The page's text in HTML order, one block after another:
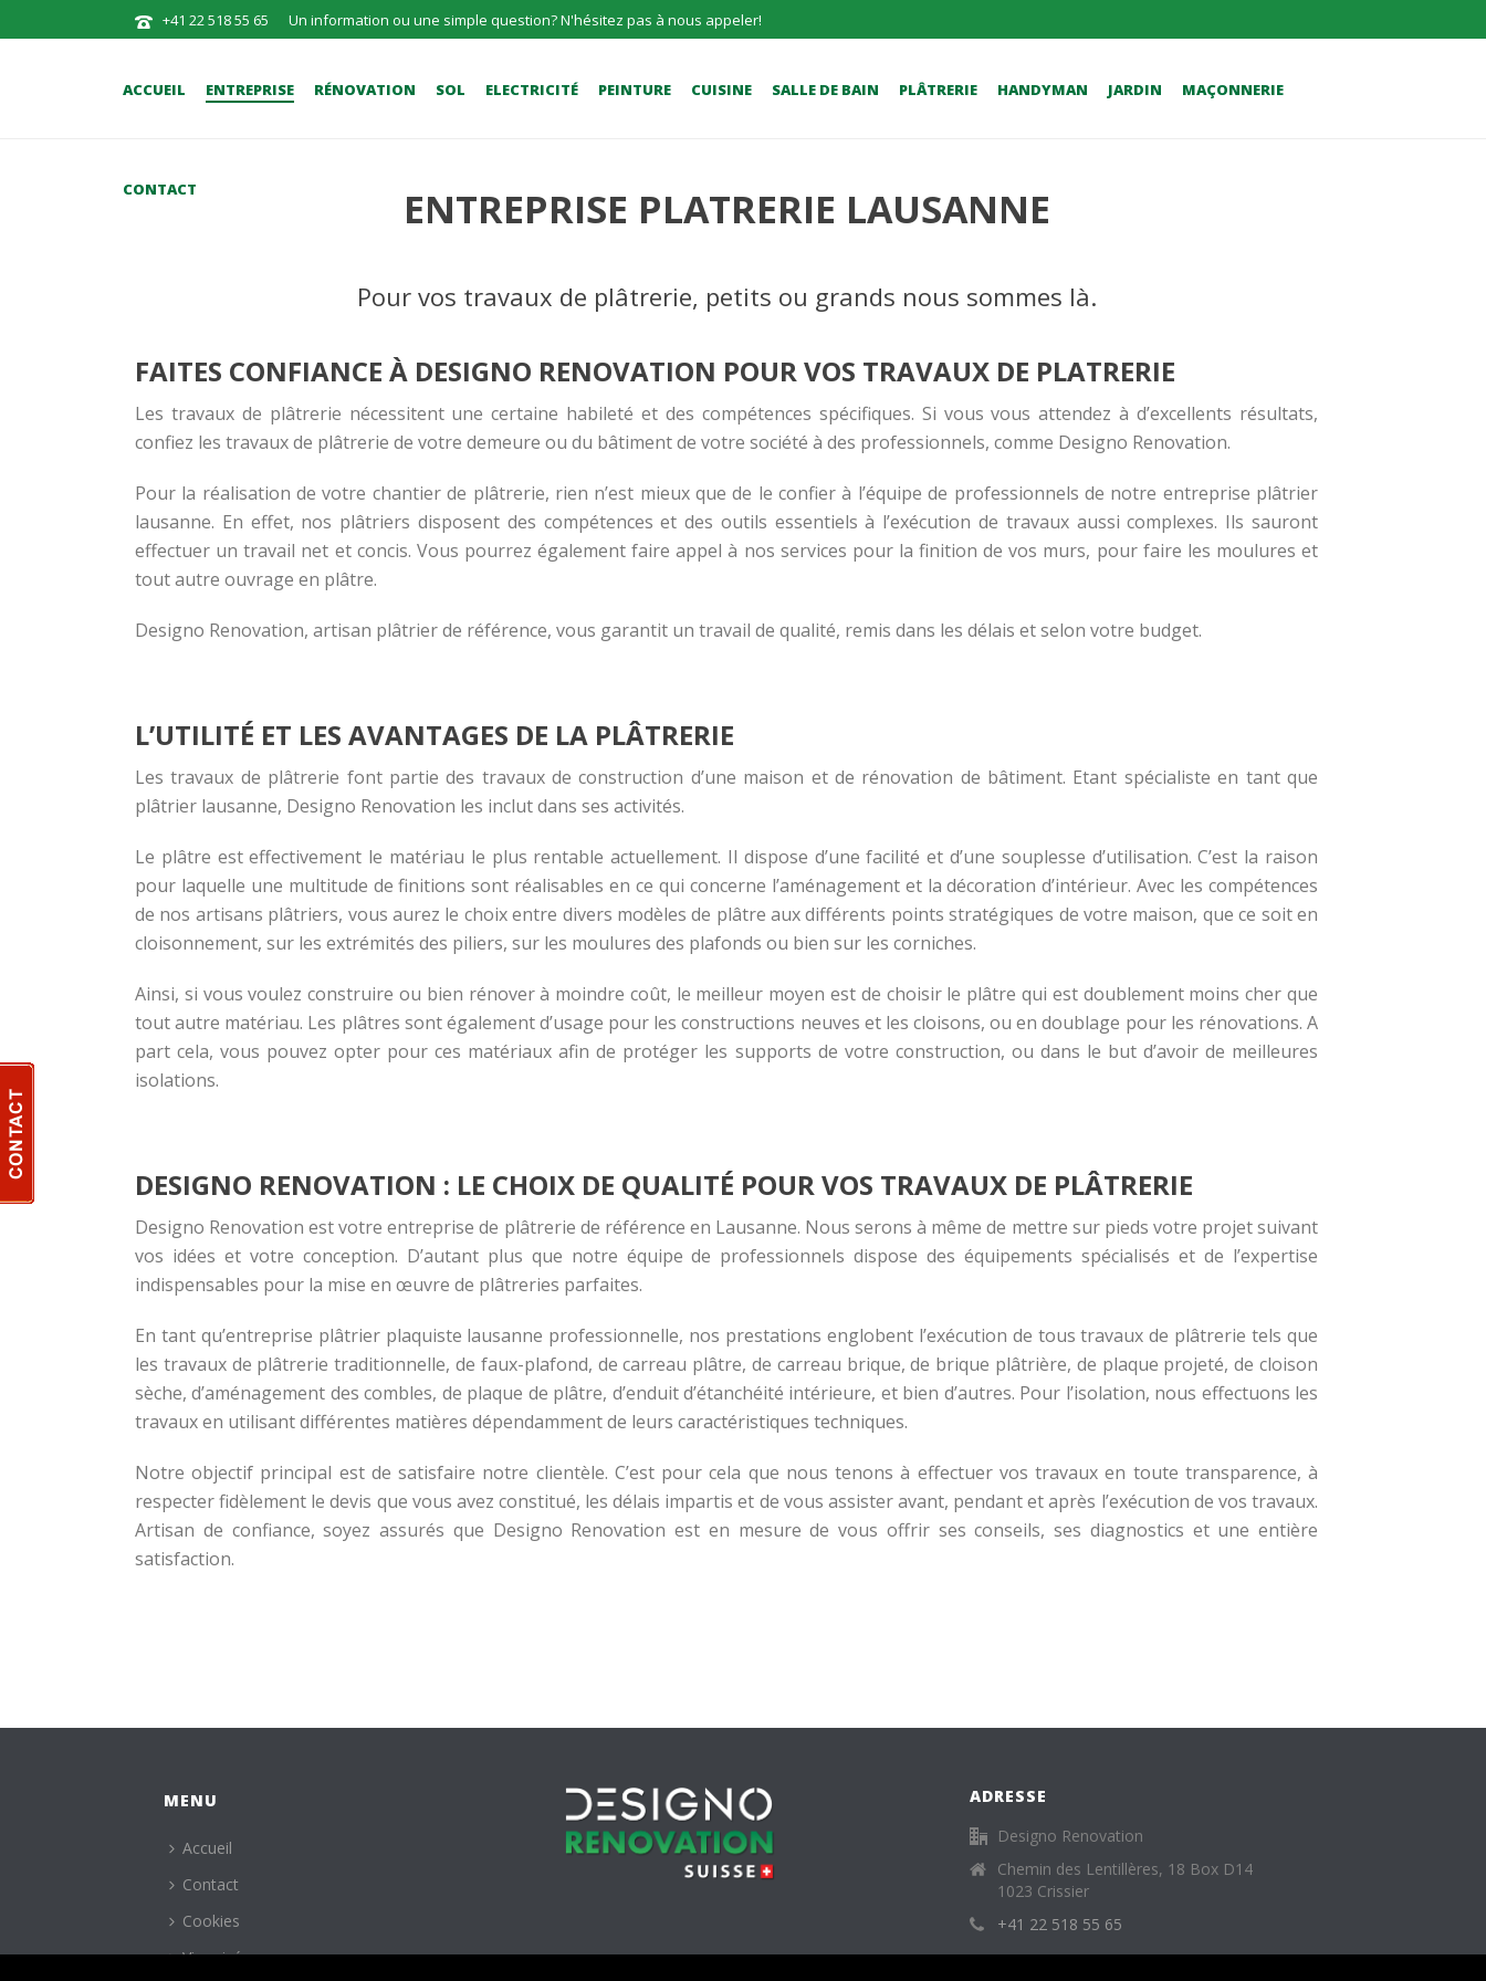
+41 22 518 55 65 Un information ou une simple question? N'hésitez pas à nous appeler!
ACCUEIL ENTREPRISE RÉNOVATION SOL ELECTRICITÉ PEINTURE CUISINE SALLE DE BAIN PLÂTRERIE HANDYMAN JARDIN MAÇONNERIE
CONTACT ENTREPRISE PLATRERIE LAUSANNE
Pour vos travaux de plâtrerie, petits ou grands nous sommes là.
FAITES CONFIANCE À DESIGNO RENOVATION POUR VOS TRAVAUX DE PLATRERIE
Les travaux de plâtrerie nécessitent une certaine habileté et des compétences spécifiques. Si vous vous attendez à d’excellents résultats,
confiez les travaux de plâtrerie de votre demeure ou du bâtiment de votre société à des professionnels, comme Designo Renovation.
Pour la réalisation de votre chantier de plâtrerie, rien n’est mieux que de le confier à l’équipe de professionnels de notre entreprise plâtrier
lausanne. En effet, nos plâtriers disposent des compétences et des outils essentiels à l’exécution de travaux aussi complexes. Ils sauront
effectuer un travail net et concis. Vous pourrez également faire appel à nos services pour la finition de vos murs, pour faire les moulures et
tout autre ouvrage en plâtre.
Designo Renovation, artisan plâtrierde référence, vous garantit un travail de qualité, remis dans les délais et selon votre budget.
L’UTILITÉ ET LES AVANTAGES DE LA PLÂTRERIE
Les travaux de plâtrerie font partie des travaux de construction d’une maison et de rénovation de bâtiment. Etant spécialiste en tant que
plâtrier lausanne, Designo Renovation les inclut dans ses activités.
Le plâtre est effectivement le matériau le plus rentable actuellement. Il dispose d’une facilité et d’une souplesse d’utilisation. C’est la raison
pour laquelle une multitude de finitions sont réalisables en ce qui concerne l’aménagement et la décoration d’intérieur. Avec les compétences
de nos artisans plâtriers, vous aurez le choix entre divers modèles de plâtre aux différents points stratégiques de votre maison, que ce soit en
cloisonnement, sur les extrémités des piliers, sur les moulures des plafonds ou bien sur les corniches.
Ainsi, si vous voulez construire ou bien rénover à moindre coût, le meilleur moyen est de choisir le plâtre qui est doublement moins cher que
tout autre matériau. Les plâtres sont également d’usage pour les constructions neuves et les cloisons, ou en doublage pour les rénovations. A
part cela, vous pouvez opter pour ces matériaux afin de protéger les supports de votre construction, ou dans le but d’avoir de meilleures
isolations.
DESIGNO RENOVATION : LE CHOIX DE QUALITÉ POUR VOS TRAVAUX DE PLÂTRERIE
Designo Renovation est votre entreprise de plâtrerie de référence en Lausanne. Nous serons à même de mettre sur pieds votre projet suivant
vos idées et votre conception. D’autant plus que notre équipe de professionnels dispose des équipements spécialisés et de l’expertise
indispensables pour la mise en œuvre de plâtreries parfaites.
En tant qu’entreprise plâtrier plaquiste lausanne professionnelle, nos prestations englobent l’exécution de tous travaux de plâtrerie tels que
les travaux de plâtrerie traditionnelle, de faux-plafond, de carreau plâtre, de carreau brique, de brique plâtrière, de plaque projeté, de cloison
sèche, d’aménagement des combles, de plaque de plâtre, d’enduit d’étanchéité intérieure, et bien d’autres. Pour l’isolation, nous effectuons les
travaux en utilisant différentes matières dépendamment de leurs caractéristiques techniques.
Notre objectif principal est de satisfaire notre clientèle. C’est pour cela que nous tenons à effectuer vos travaux en toute transparence, à
respecter fidèlement le devis que vous avez constitué, les délais impartis et de vous assister avant, pendant et après l’exécution de vos travaux.
Artisan de confiance, soyez assurés que Designo Renovation est en mesure de vous offrir ses conseils, ses diagnostics et une entière
satisfaction.
MENU
Accueil
Contact
Cookies
Vie privée
ADRESSE
Designo Renovation
Chemin des Lentillères, 18 Box D14
1023 Crissier
+41 22 518 55 65